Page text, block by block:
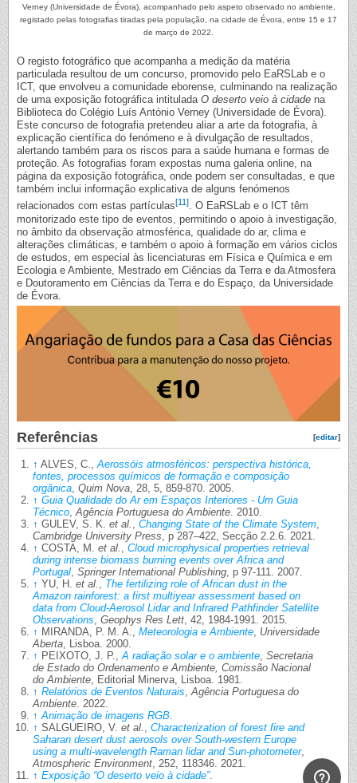
Verney (Universidade de Évora), acompanhado pelo aspeto observado no ambiente,
registado pelas fotografias tiradas pela população, na cidade de Évora, entre 15 e 17
de março de 2022.
O registo fotográfico que acompanha a medição da matéria
particulada resultou de um concurso, promovido pelo EaRSLab e o
ICT, que envolveu a comunidade eborense, culminando na realização
de uma exposição fotográfica intitulada O deserto veio à cidade na
Biblioteca do Colégio Luís António Verney (Universidade de Évora).
Este concurso de fotografia pretendeu aliar a arte da fotografia, à
explicação científica do fenómeno e à divulgação de resultados,
alertando também para os riscos para a saúde humana e formas de
proteção. As fotografias foram expostas numa galeria online, na
página da exposição fotográfica, onde podem ser consultadas, e que
também inclui informação explicativa de alguns fenómenos
relacionados com estas partículas[11]. O EaRSLab e o ICT têm
monitorizado este tipo de eventos, permitindo o apoio à investigação,
no âmbito da observação atmosférica, qualidade do ar, clima e
alterações climáticas, e também o apoio à formação em vários ciclos
de estudos, em especial às licenciaturas em Física e Química e em
Ecologia e Ambiente, Mestrado em Ciências da Terra e da Atmosfera
e Doutoramento em Ciências da Terra e do Espaço, da Universidade
de Évora.
[editar]
Referências
↑ ALVES, C., Aerossóis atmosféricos: perspectiva histórica,
fontes, processos químicos de formação e composição
orgânica Quim Nova , 28, 5, 859-870. 2005.
↑ Guia Qualidade do Ar em Espaços Interiores - Um Guia
Técnico Agência Portuguesa do Ambiente . 2010.
↑ GULEV, S. K. et al. Changing State of the Climate System
Cambridge University Press , p 287–422, Secção 2.2.6. 2021.
↑ COSTA, M. et al.
Cloud microphysical properties retrieval
during intense biomass burning events over Africa and
Portugal Springer International Publishing , p 97-111. 2007.
↑ YU, H. et al.
The fertilizing role of African dust in the
Amazon rainforest: a first multiyear assessment based on
data from Cloud-Aerosol Lidar and Infrared Pathfinder Satellite
Observations Geophys Res Lett , 42, 1984-1991. 2015.
↑ MIRANDA, P. M. A., Meteorologia e Ambiente Universidade
Aberta , Lisboa. 2000.
↑ PEIXOTO, J. P., A radiação solar e o ambiente Secretaria
de Estado do Ordenamento e Ambiente, Comissão Nacional
do Ambiente , Editorial Minerva, Lisboa. 1981.
↑ Relatórios de Eventos Naturais Agência Portuguesa do
Ambiente . 2022.
↑ Animação de imagens RGB
↑ SALGUEIRO, V. et al.
Characterization of forest fire and
Saharan desert dust aerosols over South-western Europe
using a multi-wavelength Raman lidar and Sun-photometer,
Atmospheric Environment , 252, 118346. 2021.
↑ Exposição “O deserto veio à cidade”.